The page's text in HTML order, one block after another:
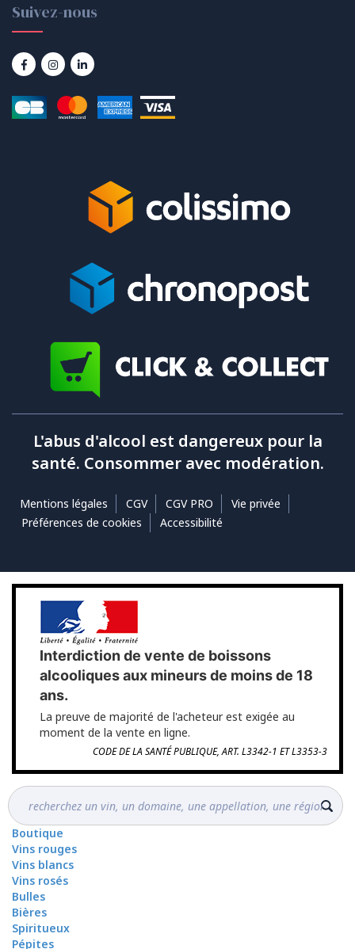
Suivez-nous
L'abus d'alcool est dangereux pour la
santé. Consommer avec modération.
Mentions légales CGV CGV PRO
Vie privée
Préférences de cookies
Accessibilité
Interdiction de vente de boissons
alcooliques aux mineurs de moins de 18
ans.
La preuve de majorité de l'acheteur est exigée au
moment de la vente en ligne.
CODE DE LA SANTÉ PUBLIQUE, ART. L3342-1 ET L3353-3
Boutique
Vins rouges
Vins blancs
Vins rosés
Bulles
Bières
Spiritueux
Pépites